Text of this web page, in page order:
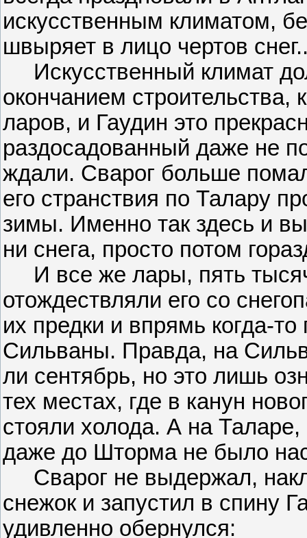
искусственным климатом,
швыряет в лицо чертов
Искусственный климат
окончанием
ларов, и Гаудин это
раздосадованный даже не
ждали. Сварог больше
его странствия по Талару
зимы. Именно так здесь и
ни снега, просто потом
И все же лары, пять
отождествляли его со
их предки и впрямь когда-
Сильваны. Правда, на
ли сентябрь, но это лишь
тех местах, где в канун
стояли холода. А на
даже до Шторма не было
Сварог не выдержал,
снежок и запустил в спину
удивленно обернулся: